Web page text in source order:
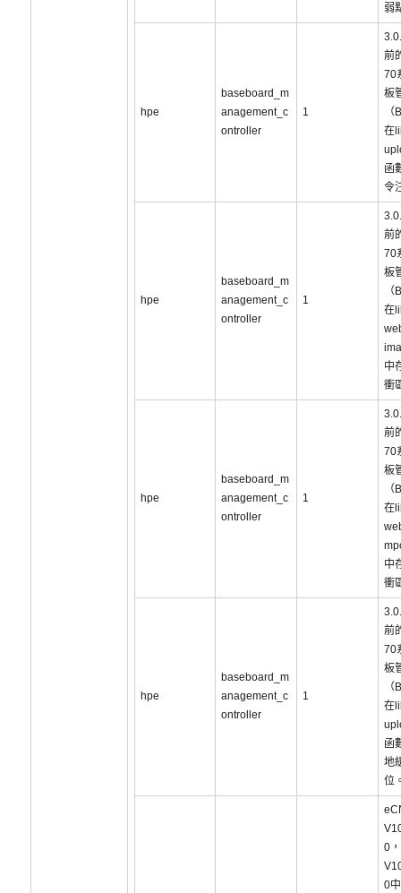
弱
hpe
baseboard_m
anagement_c
ontroller
1
前
70
板
在
函
令
hpe
baseboard_m
anagement_c
ontroller
1
前
70
板
在
中
衝
hpe
baseboard_m
anagement_c
ontroller
1
前
70
板
在
中
衝
hpe
baseboard_m
anagement_c
ontroller
1
前
70
板
在
函
地
位
0，
0